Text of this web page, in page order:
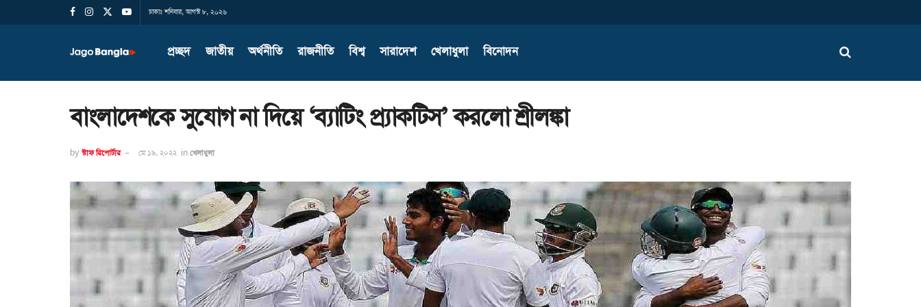
ঢাকাঃ শনিবার, আগস্ট ৮, ২০২৬
প্রচ্ছদ জাতীয় অর্থনীতি রাজনীতি বিশ্ব সারাদেশ খেলাধুলা বিনোদন
বাংলাদেশকে সুযোগ না দিয়ে ‘ব্যাটিং প্র্যাকটিস’ করলো শ্রীলঙ্কা
by স্টাফ রিপোর্টার মে ১৯, ২০২২ in খেলাধুলা